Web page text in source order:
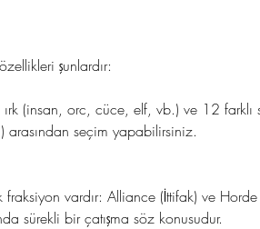
şunlardır:
(insan, orc, cüce, elf, vb.) ve 12 farklı
arasından seçim yapabilirsiniz.
vardır: Alliance (İttifak) ve
sürekli bir çatışma söz konusudur.